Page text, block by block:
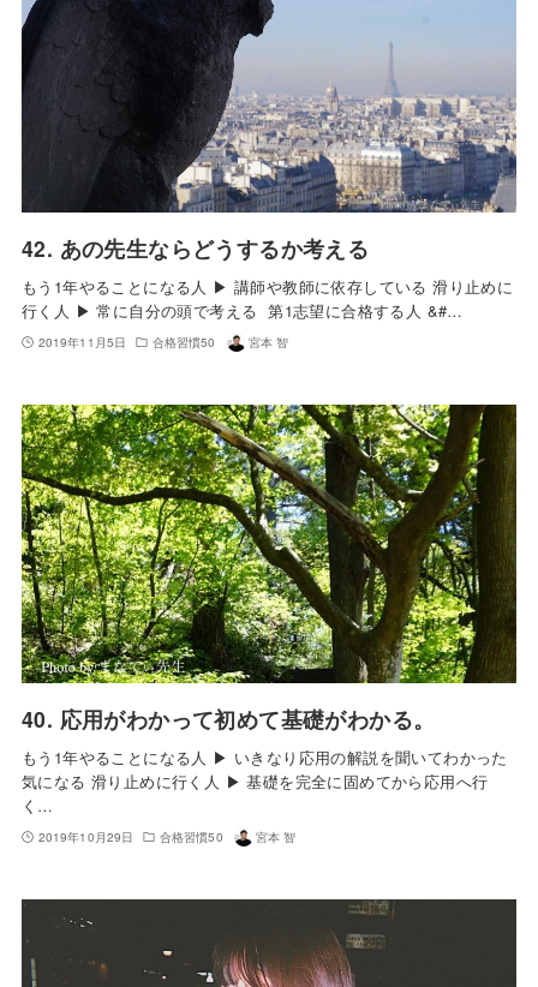
42. あの先生ならどうするか考える
もう1年やることになる人 ▶︎ 講師や教師に依存している 滑り止めに
行く人 ▶︎ 常に自分の頭で考える 第1志望に合格する人 &#…
2019年11月5日 合格習慣50 宮本 智
40. 応用がわかって初めて基礎がわかる。
もう1年やることになる人 ▶︎ いきなり応用の解説を聞いてわかった
気になる 滑り止めに行く人 ▶︎ 基礎を完全に固めてから応用へ行
く…
2019年10月29日 合格習慣50 宮本 智